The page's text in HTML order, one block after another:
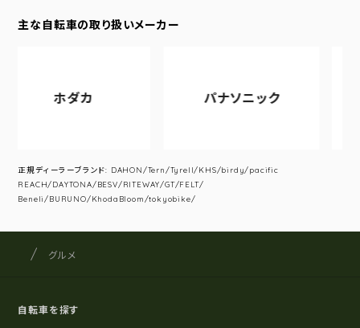
主な自転車の取り扱いメーカー
ホダカ パナソニック
正規ディーラーブランド: DAHON/Tern/Tyrell/KHS/birdy/pacific
REACH/DAYTONA/BESV/RITEWAY/GT/FELT/
Beneli/BURUNO/KhodaBloom/tokyobike/
サイト内の現在地
サイクルショップナカゴヤ
グルメ
自転車を探す